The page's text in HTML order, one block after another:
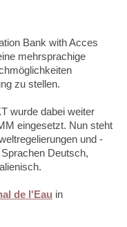
Bank with Acces
mehrsprachige
zu stellen.
wurde dabei weiter
eingesetzt. Nun steht
und -
Deutsch,
de l'Eau in